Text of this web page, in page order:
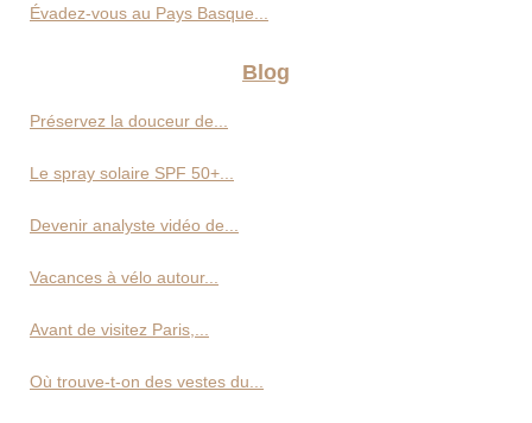
Évadez-vous au Pays Basque...
Blog
Préservez la douceur de...
Le spray solaire SPF 50+...
Devenir analyste vidéo de...
Vacances à vélo autour...
Avant de visitez Paris,...
Où trouve-t-on des vestes du...